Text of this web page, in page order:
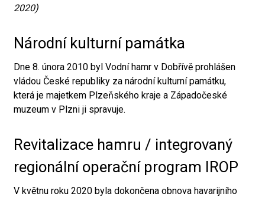
2020)
Národní kulturní památka
Dne 8. února 2010 byl Vodní hamr v Dobřívě prohlášen
vládou České republiky za národní kulturní památku,
která je majetkem Plzeňského kraje a Západočeské
muzeum v Plzni ji spravuje.
Revitalizace hamru / integrovaný
regionální operační program IROP
V květnu roku 2020 byla dokončena obnova havarijního